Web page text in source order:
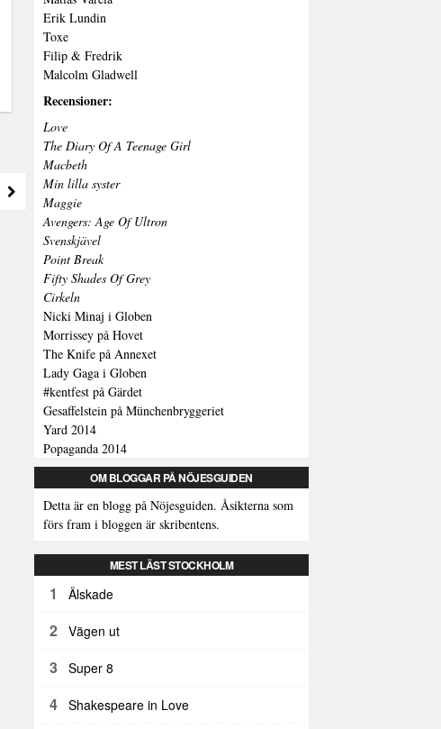
Erik Lundin
Toxe
Filip & Fredrik
Malcolm Gladwell
Recensioner:
Love
The Diary Of A Teenage Girl
Macbeth
Min lilla syster
Maggie
Avengers: Age Of Ultron
Svenskjävel
Point Break
Fifty Shades Of Grey
Cirkeln
Nicki Minaj i Globen
Morrissey på Hovet
The Knife på Annexet
Lady Gaga i Globen
#kentfest på Gärdet
Gesaffelstein på Münchenbryggeriet
Yard 2014
Popaganda 2014
OM BLOGGAR PÅ NÖJESGUIDEN
Detta är en blogg på Nöjesguiden. Åsikterna som
förs fram i bloggen är skribentens.
MEST LÄST STOCKHOLM
1 Älskade
2 Vägen ut
3 Super 8
4 Shakespeare in Love